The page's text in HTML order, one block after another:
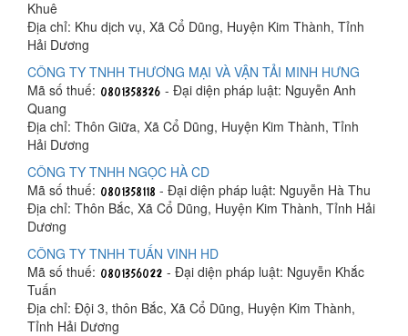
Khuê
Địa chỉ: Khu dịch vụ, Xã Cổ Dũng, Huyện Kim Thành, Tỉnh
Hải Dương
CÔNG TY TNHH THƯƠNG MẠI VÀ VẬN TẢI MINH HƯNG
Mã số thuế:
- Đại diện pháp luật: Nguyễn Anh
Quang
Địa chỉ: Thôn Giữa, Xã Cổ Dũng, Huyện Kim Thành, Tỉnh
Hải Dương
CÔNG TY TNHH NGỌC HÀ CD
Mã số thuế:
- Đại diện pháp luật: Nguyễn Hà Thu
Địa chỉ: Thôn Bắc, Xã Cổ Dũng, Huyện Kim Thành, Tỉnh Hải
Dương
CÔNG TY TNHH TUẤN VINH HD
Mã số thuế:
- Đại diện pháp luật: Nguyễn Khắc
Tuấn
Địa chỉ: Đội 3, thôn Bắc, Xã Cổ Dũng, Huyện Kim Thành,
Tỉnh Hải Dương